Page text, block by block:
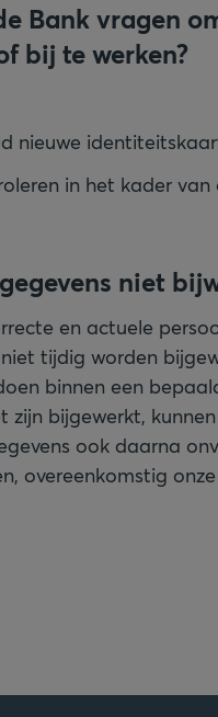
Bank vragen
bij te werken?
nieuwe
in het kader van
niet
en actuele
tijdig worden
binnen een
zijn bijgewerkt,
ook daarna
overeenkomstig